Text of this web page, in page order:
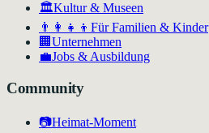
🏛Kultur & Museen
👨‍👩‍👧‍👦 Für Familien & Kinder
🏢 Unternehmen
💼Jobs & Ausbildung
Community
📷Heimat-Moment